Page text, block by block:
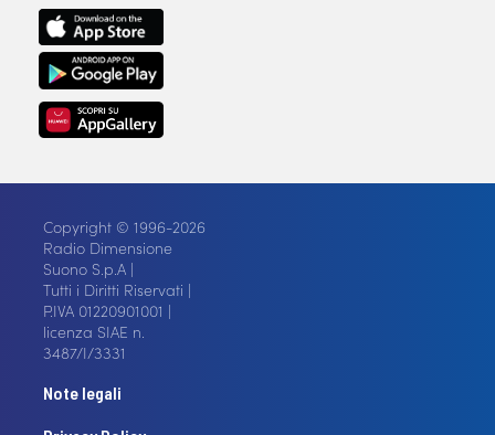
Copyright © 1996-2026
Radio Dimensione
Suono S.p.A |
Tutti i Diritti Riservati |
P.IVA 01220901001 |
licenza SIAE n.
3487/I/3331
Note legali